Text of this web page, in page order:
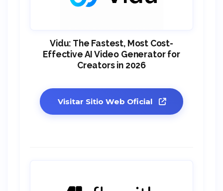
Vidu: The Fastest, Most Cost-
Effective AI Video Generator for
Creators in 2026
Visitar Sitio Web Oficial